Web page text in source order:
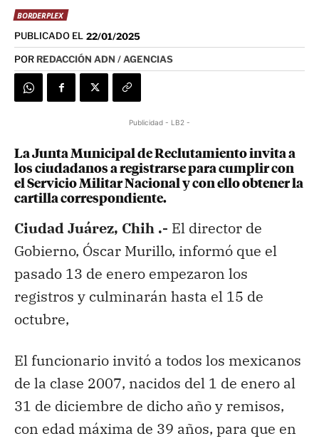
BORDERPLEX
PUBLICADO EL 22/01/2025
POR REDACCIÓN ADN / AGENCIAS
Publicidad - LB2 -
La Junta Municipal de Reclutamiento invita a
los ciudadanos a registrarse para cumplir con
el Servicio Militar Nacional y con ello obtener la
cartilla correspondiente.
Ciudad Juárez, Chih .- El director de
Gobierno, Óscar Murillo, informó que el
pasado 13 de enero empezaron los
registros y culminarán hasta el 15 de
octubre,
El funcionario invitó a todos los mexicanos
de la clase 2007, nacidos del 1 de enero al
31 de diciembre de dicho año y remisos,
con edad máxima de 39 años, para que en